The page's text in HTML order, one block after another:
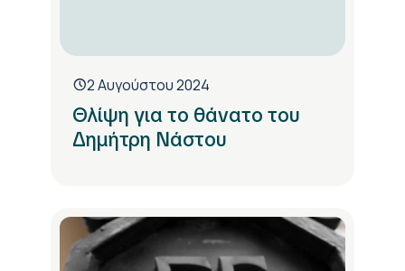
2 Αυγούστου 2024
Θλίψη για το θάνατο του
Δημήτρη Νάστου